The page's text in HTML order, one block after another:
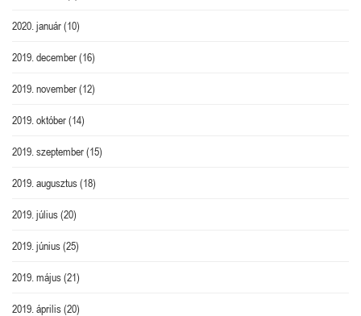
2020. január(10)
2019. december(16)
2019. november(12)
2019. október(14)
2019. szeptember(15)
2019. augusztus(18)
2019. július(20)
2019. június(25)
2019. május(21)
2019. április(20)